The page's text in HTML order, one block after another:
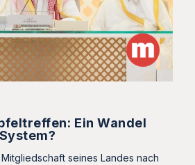
Ein Wandel
seines Landes nach